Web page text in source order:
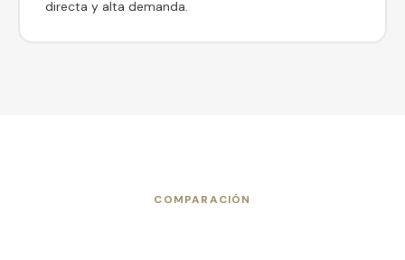
directa y alta demanda.
COMPARACIÓN